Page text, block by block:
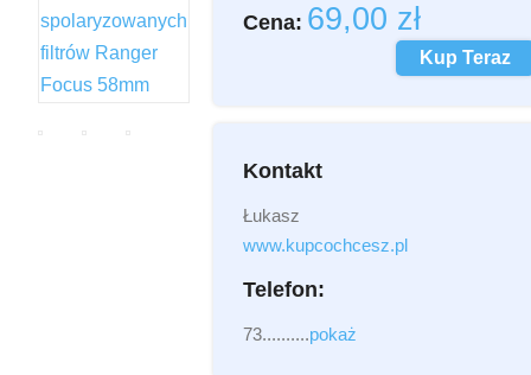
Cena: 69,00 zł
Kup Teraz
Kontakt
Łukasz
www.kupcochcesz.pl
Telefon:
73..........pokaż
Załącznik(2MB - doc,pdf,zip)